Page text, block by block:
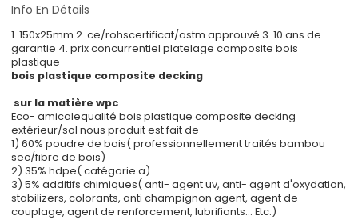
Info En Détails
1. 150x25mm 2. ce/rohscertificat/astm approuvé 3. 10 ans de
garantie 4. prix concurrentiel platelage composite bois
plastique
bois plastique composite decking
sur la matière wpc
Eco- amicalequalité bois plastique composite decking
extérieur/sol nous produit est fait de
1) 60% poudre de bois( professionnellement traités bambou
sec/fibre de bois)
2) 35% hdpe( catégorie a)
3) 5% additifs chimiques( anti- agent uv, anti- agent d'oxydation,
stabilizers, colorants, anti champignon agent, agent de
couplage, agent de renforcement, lubrifiants... Etc.)